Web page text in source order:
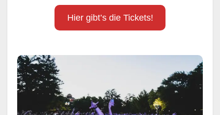
Hier gibt’s die Tickets!